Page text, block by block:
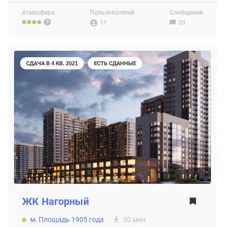
Атмосфера
Пользователей
11
Сообщений
20
СДАЧА В 4 КВ. 2021 ЕСТЬ СДАННЫЕ
ЖК Нагорный
м. Площадь 1905 года
30 мин.